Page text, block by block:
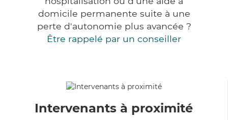
domicile permanente suite à une
perte d'autonomie plus avancée ?
Être rappelé par un conseiller
Intervenants à proximité